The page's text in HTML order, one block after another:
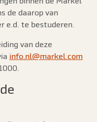
de daarop van
e.d. te bestuderen.
van deze
info.nl@markel.com